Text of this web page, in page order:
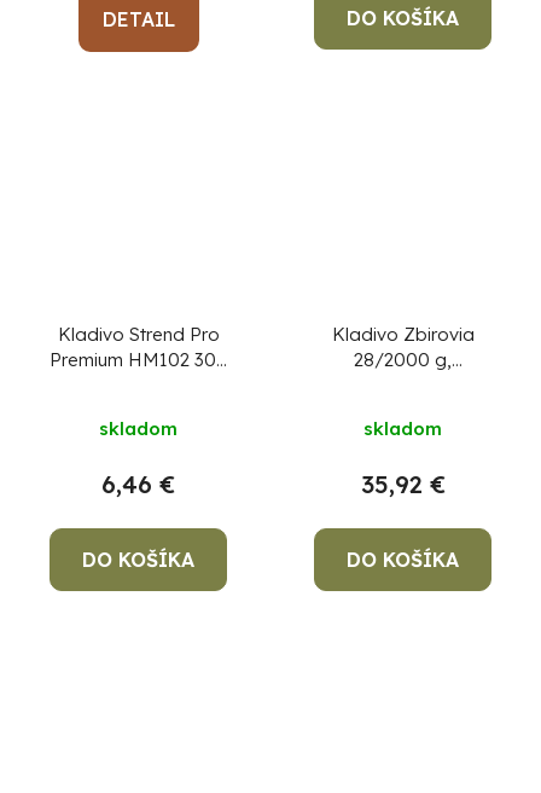
DETAIL DO KOŠÍKA
Kladivo Strend Pro
Premium HM102 300
skladom
6,46 €
DO KOŠÍKA
Kladivo Zbirovia
28/2000 g,
skladom
35,92 €
DO KOŠÍKA